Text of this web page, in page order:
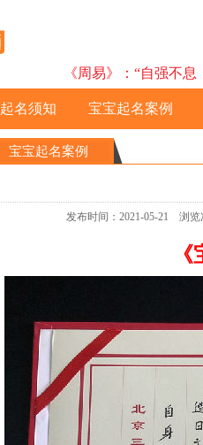
《周易》：“自强不
起名须知 宝宝起名案例
宝宝起名案例
发布时间：2021-05-21 浏